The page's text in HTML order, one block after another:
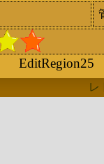
EditRegion25
レ